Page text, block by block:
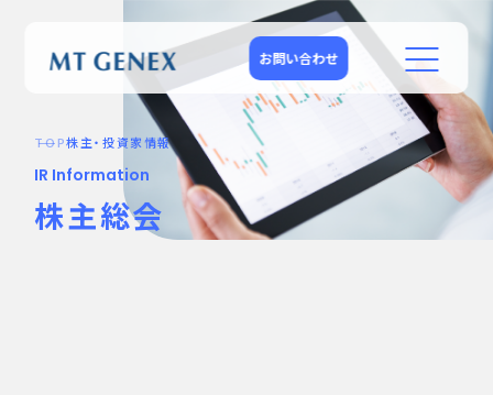
お問い合わせ
TOP株主・投資家情報
IR Information
株主総会